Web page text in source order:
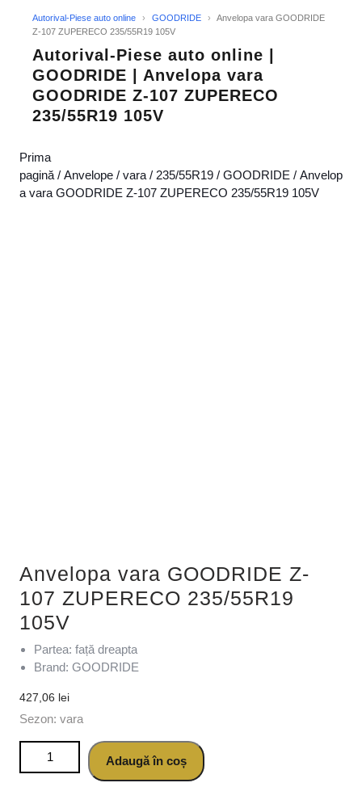
Autorival-Piese auto online › GOODRIDE ›
Anvelopa vara GOODRIDE
Z-107 ZUPERECO 235/55R19 105V
Autorival-Piese auto online |
GOODRIDE | Anvelopa vara
GOODRIDE Z-107 ZUPERECO
235/55R19 105V
Prima
pagină / Anvelope / vara / 235/55R19 / GOODRIDE / Anvelop
a vara GOODRIDE Z-107 ZUPERECO 235/55R19 105V
Anvelopa vara GOODRIDE Z-
107 ZUPERECO 235/55R19
105V
Partea: față dreapta
Brand: GOODRIDE
427,06 lei
Sezon: vara
Cantitate Anvelopa vara GOODRIDE Z-107 ZUPERECO
235/55R19 105VAdaugă în coș